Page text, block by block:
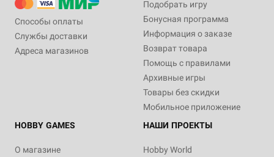
Способы оплаты
Службы доставки
Адреса магазинов
Подобрать игру
Бонусная программа
Информация о заказе
Возврат товара
Помощь с правилами
Архивные игры
Товары без скидки
Мобильное приложение
HOBBY GAMES
О магазине
НАШИ ПРОЕКТЫ
Hobby World